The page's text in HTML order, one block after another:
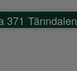
371 Tänndalen